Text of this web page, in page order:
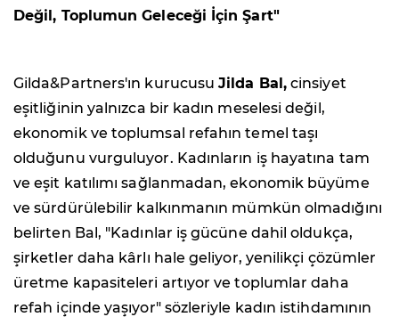
Değil, Toplumun Geleceği İçin Şart"
Gilda&Partners'ın kurucusuJilda Bal, cinsiyet
eşitliğinin yalnızca bir kadın meselesi değil,
ekonomik ve toplumsal refahın temel taşı
olduğunu vurguluyor. Kadınların iş hayatına tam
ve eşit katılımı sağlanmadan, ekonomik büyüme
ve sürdürülebilir kalkınmanın mümkün olmadığını
belirten Bal, "Kadınlar iş gücüne dahil oldukça,
şirketler daha kârlı hale geliyor, yenilikçi çözümler
üretme kapasiteleri artıyor ve toplumlar daha
refah içinde yaşıyor" sözleriyle kadın istihdamının